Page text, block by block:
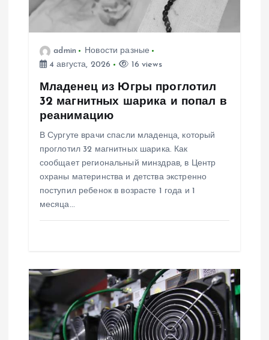
о
admin
Новости разные
4 августа, 2026
16 views
Младенец из Югры проглотил
32 магнитных шарика и попал в
реанимацию
В Сургуте врачи спасли младенца, который
проглотил 32 магнитных шарика. Как
сообщает региональный минздрав, в Центр
охраны материнства и детства экстренно
поступил ребенок в возрасте 1 года и 1
месяца…